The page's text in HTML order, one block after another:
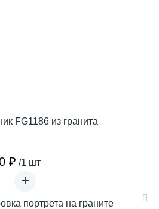
FG1186 из гранита
₽ /1 шт
портрета на граните